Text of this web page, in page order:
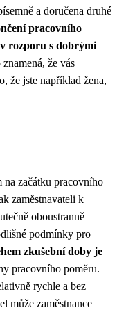
a doručena druhé
pracovního
rozporu s dobrými
znamená, že vás
že jste například žena,
začátku pracovního
zaměstnavateli k
oboustranně
podmínky pro
zkušební doby je
pracovního poměru.
rychle a bez
může zaměstnance